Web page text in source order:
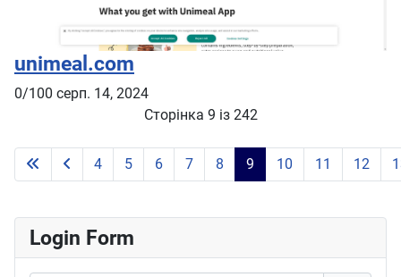
unimeal.com
0/100 серп. 14, 2024
Сторінка 9 із 242
4 5 6 7 8 9 10 11 12
Login Form